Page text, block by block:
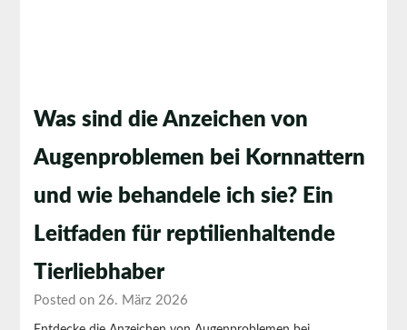
Was sind die Anzeichen von
Augenproblemen bei Kornnattern
und wie behandele ich sie? Ein
Leitfaden für reptilienhaltende
Tierliebhaber
Posted on 26. März 2026